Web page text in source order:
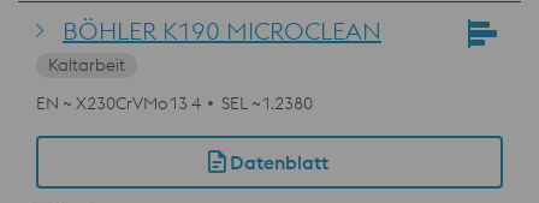
BÖHLER K190 MICROCLEAN
Kaltarbeit
EN ~ X230CrVMo13 4
SEL ~1.2380
Datenblatt